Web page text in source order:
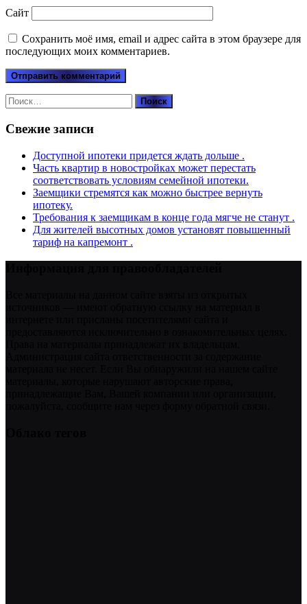
Сайт
Сохранить моё имя, email и адрес сайта в этом браузере для
последующих моих комментариев.
Найти:
Свежие записи
Доступной ипотеки придется ждать дольше .
Часть квартир в новостройках может перестать
соответствовать условиям семейной ипотеки.
Заемщики стремятся как можно быстрее вернуть
ипотеку.
Требования к заемщикам в конце года мягче не станут .
Для жителей высотных домов установят повышенный
тариф на капремонт .